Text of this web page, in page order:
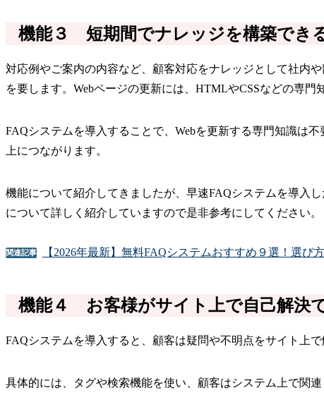
機能３ 短期間でナレッジを構築でき
対応例やご案内の内容など、顧客対応をナレッジとして社内
を要します。Webページの更新には、HTMLやCSSなどの専門
FAQシステムを導入することで、Webを更新する専門知識は
上につながります。
機能について紹介してきましたが、早速FAQシステムを導入
について詳しく紹介していますので是非参考にしてください。
関連記事 【2026年最新】無料FAQシステムおすすめ９選！選び
機能４ お客様がサイト上で自己解決
FAQシステムを導入すると、顧客は疑問や不明点をサイト上
具体的には、タグや検索機能を使い、顧客はシステム上で関